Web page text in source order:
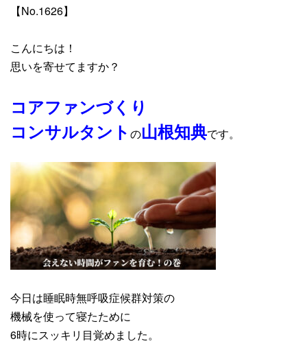
【No.1626】
こんにちは！
思いを寄せてますか？
コアファンづくり
コンサルタント の山根知典です。
今日は睡眠時無呼吸症候群対策の
機械を使って寝たために
6時にスッキリ目覚めました。